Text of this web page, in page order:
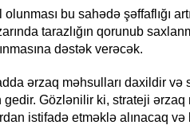
bu sahədə şəffaflığı
tarazlığın qorunub
dəstək verəcək.
ərzaq məhsulları daxildir
Gözlənilir ki, strateji ərzaq
istifadə etməklə alınacaq